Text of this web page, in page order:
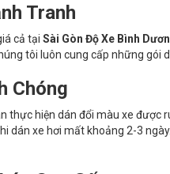
Tranh
cả tại Sài Gòn Độ Xe Bình
tôi luôn cung cấp những gói
Chóng
thực hiện dán đổi màu xe được
dán xe hơi mất khoảng 2-3